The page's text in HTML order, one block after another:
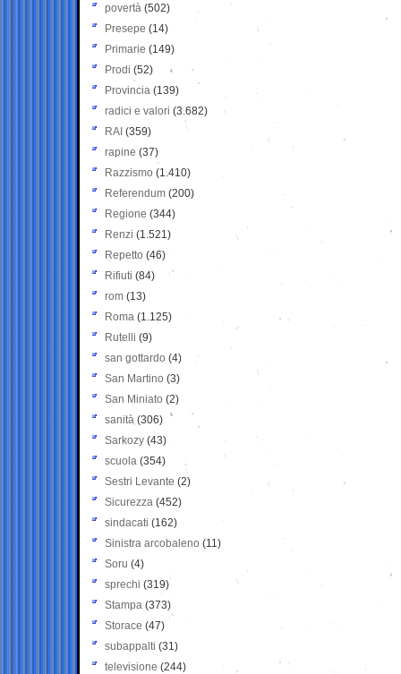
povertà (502)
Presepe (14)
Primarie (149)
Prodi (52)
Provincia (139)
radici e valori (3.682)
RAI (359)
rapine (37)
Razzismo (1.410)
Referendum (200)
Regione (344)
Renzi (1.521)
Repetto (46)
Rifiuti (84)
rom (13)
Roma (1.125)
Rutelli (9)
san gottardo (4)
San Martino (3)
San Miniato (2)
sanità (306)
Sarkozy (43)
scuola (354)
Sestri Levante (2)
Sicurezza (452)
sindacati (162)
Sinistra arcobaleno (11)
Soru (4)
sprechi (319)
Stampa (373)
Storace (47)
subappalti (31)
televisione(244)